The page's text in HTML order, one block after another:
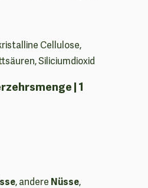
Cellulose,
Siliciumdioxid
| 1
, andere Nüsse,